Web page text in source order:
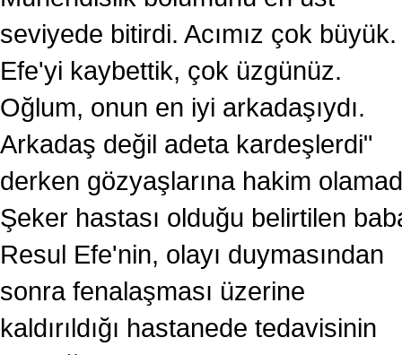
seviyede bitirdi. Acımız çok büyük.
Efe'yi kaybettik, çok üzgünüz.
Oğlum, onun en iyi arkadaşıydı.
Arkadaş değil adeta kardeşlerdi"
derken gözyaşlarına hakim
Şeker hastası olduğu belirtilen
Resul Efe'nin, olayı duymasından
sonra fenalaşması üzerine
kaldırıldığı hastanede tedavisinin